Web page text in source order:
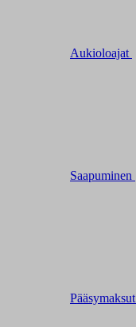
Aukioloajat
Saapuminen
Pääsymaksut